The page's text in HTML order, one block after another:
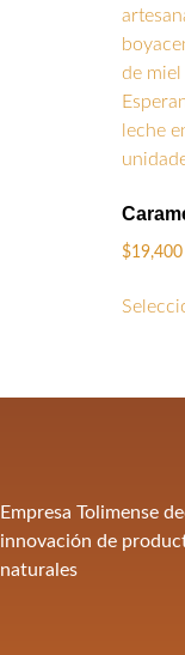
$19,400
Empresa Tolimense
innovación de
naturales